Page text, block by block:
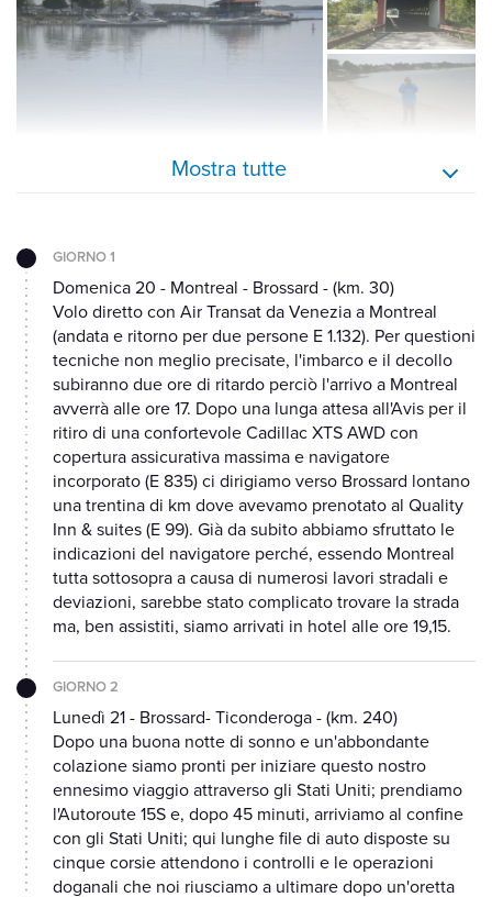
Mostra tutte
GIORNO 1
Domenica 20 - Montreal - Brossard - (km. 30)
Volo diretto con Air Transat da Venezia a Montreal
(andata e ritorno per due persone E 1.132). Per questioni
tecniche non meglio precisate, l'imbarco e il decollo
subiranno due ore di ritardo perciò l'arrivo a Montreal
avverrà alle ore 17. Dopo una lunga attesa all'Avis per il
ritiro di una confortevole Cadillac XTS AWD con
copertura assicurativa massima e navigatore
incorporato (E 835) ci dirigiamo verso Brossard lontano
una trentina di km dove avevamo prenotato al Quality
Inn & suites (E 99). Già da subito abbiamo sfruttato le
indicazioni del navigatore perché, essendo Montreal
tutta sottosopra a causa di numerosi lavori stradali e
deviazioni, sarebbe stato complicato trovare la strada
ma, ben assistiti, siamo arrivati in hotel alle ore 19,15.
GIORNO 2
Lunedì 21 - Brossard- Ticonderoga - (km. 240)
Dopo una buona notte di sonno e un'abbondante
colazione siamo pronti per iniziare questo nostro
ennesimo viaggio attraverso gli Stati Uniti; prendiamo
l'Autoroute 15S e, dopo 45 minuti, arriviamo al confine
con gli Stati Uniti; qui lunghe file di auto disposte su
cinque corsie attendono i controlli e le operazioni
doganali che noi riusciamo a ultimare dopo un'oretta